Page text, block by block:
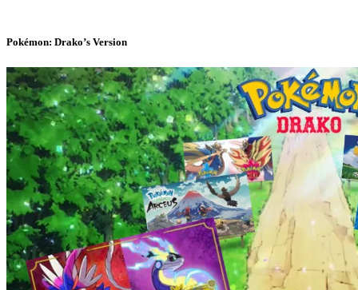
Pokémon: Drako’s Version